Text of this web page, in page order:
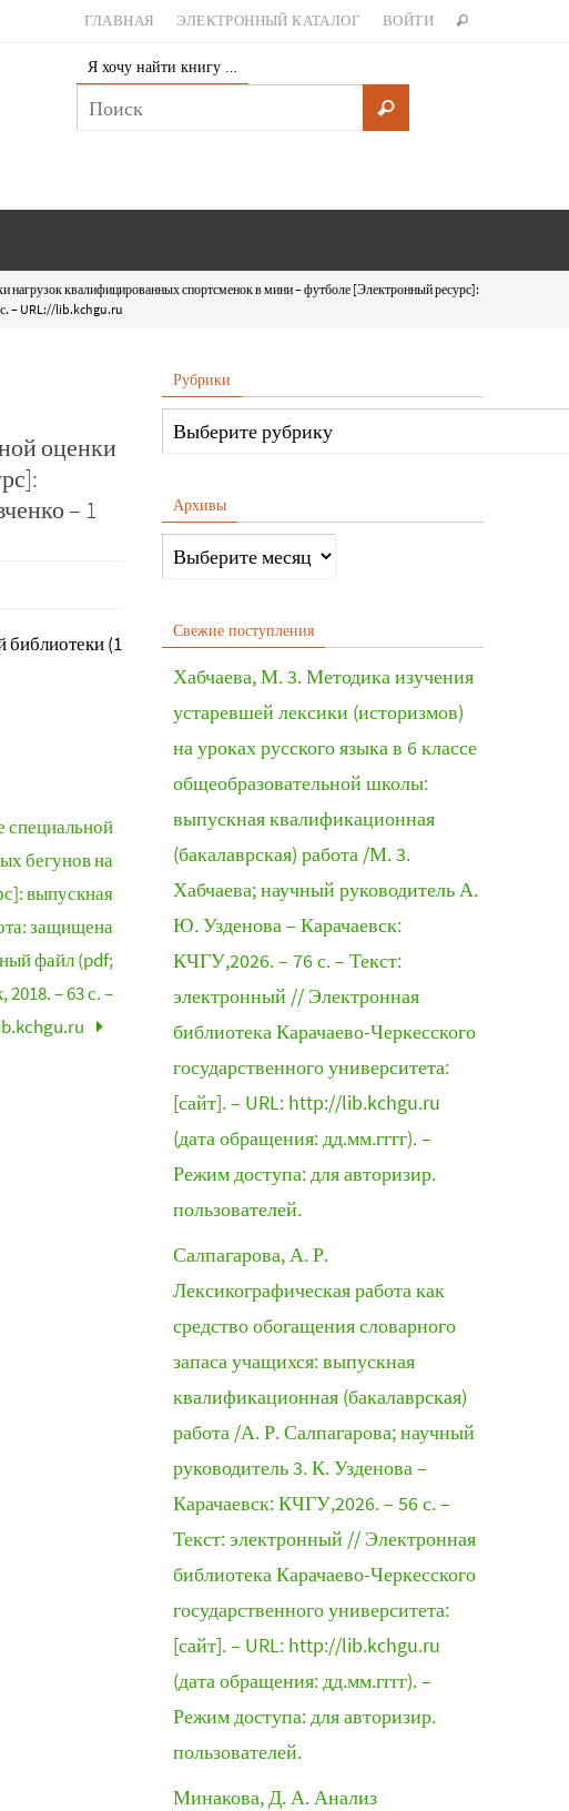
ГЛАВНАЯ ЭЛЕКТРОННЫЙ КАТАЛОГ ВОЙТИ
Я хочу найти книгу …
нагрузок квалифицированных спортсменок в мини – футболе [Электронный ресурс]:
– URL://lib.kchgu.ru
оценки
– 1
(1
бегунов на
выпускная
защищена
файл (pdf;
2018. – 63 с. –
Рубрики
Архивы
Свежие поступления
Хабчаева, М. 3. Методика изучения
устаревшей лексики (историзмов)
на уроках русского языка в 6 классе
общеобразовательной школы:
выпускная квалификационная
(бакалаврская) работа /М. 3.
Хабчаева; научный руководитель А.
Ю. Узденова – Карачаевск:
КЧГУ,2026. – 76 с. – Текст:
электронный // Электронная
библиотека Карачаево-Черкесского
государственного университета:
[сайт]. – URL: http://lib.kchgu.ru
(дата обращения: дд.мм.гггг). –
Режим доступа: для авторизир.
пользователей.
Салпагарова, А. Р.
Лексикографическая работа как
средство обогащения словарного
запаса учащихся: выпускная
квалификационная (бакалаврская)
работа /А. Р. Салпагарова; научный
руководитель 3. К. Узденова –
Карачаевск: КЧГУ,2026. – 56 с. –
Текст: электронный // Электронная
библиотека Карачаево-Черкесского
государственного университета:
[сайт]. – URL: http://lib.kchgu.ru
(дата обращения: дд.мм.гггг). –
Режим доступа: для авторизир.
пользователей.
Минакова, Д. А. Анализ